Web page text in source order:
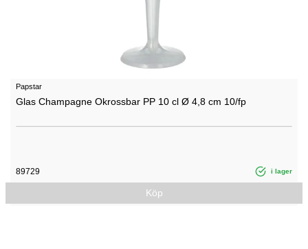
Papstar
Glas Champagne Okrossbar PP 10 cl Ø 4,8 cm 10/fp
89729 i lager
Köp